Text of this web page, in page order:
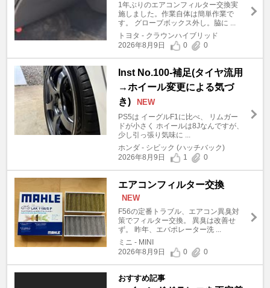
1年ぶりのエアコンフィルター交換実
施しました。作業自体は簡単作業で
す。 グローブボックス外し。脇に ...
トヨタ - クラウンハイブリッド
2026年8月9日
0 0
Inst No.100-補足(タイヤ流用
→ホイール変更による気づ
き)
NEW
PS5は イーグルF1に比べ、 リムガー
ドが小さく ホイールは8Jなんですが、
少し引っ張り気味に ...
ホンダ - シビック (ハッチバック)
2026年8月9日
1 0
エアコンフィルター交換
NEW
F56の定番トラブル、エアコン異臭対
策でフィルター交換。 異臭は改善せ
ず。 昨年、エバポレーター洗 ...
ミニ - MINI
2026年8月9日
0 0
おすすめ記事